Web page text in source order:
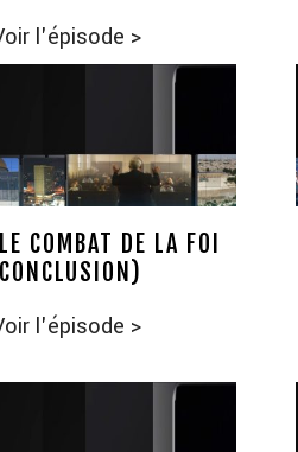
l'épisode >
COMBAT DE LA FOI
l'épisode >